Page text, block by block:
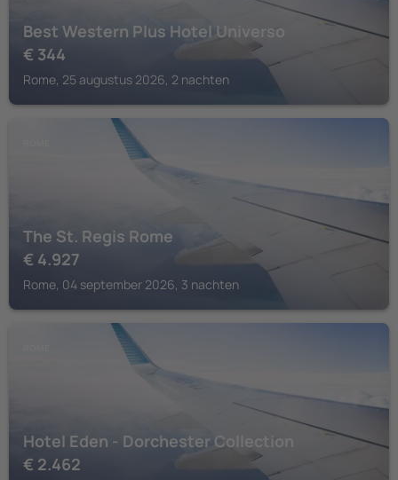
Best Western Plus Hotel Universo
€ 344
Rome, 25 augustus 2026, 2 nachten
The St. Regis Rome
€ 4.927
Rome, 04 september 2026, 3 nachten
Hotel Eden - Dorchester Collection
€ 2.462